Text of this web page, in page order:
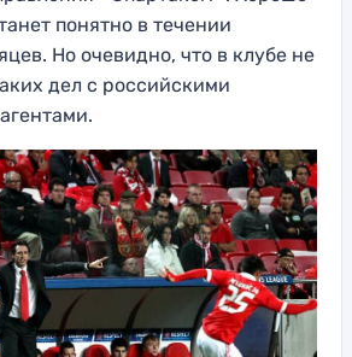
понятно в течении
Но очевидно, что в клубе не
дел с российскими